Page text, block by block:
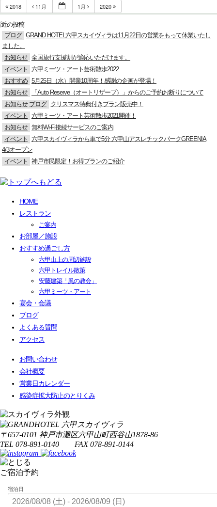
2018 11月 1月 2020
の投稿
ブログ GRAND HOTEL六甲スカイヴィラは11月22日の営業をもって休業いたし
ました。
お知らせ 全国旅行支援割が適応いただけます。
イベント
六甲ミーツ・アート芸術散歩2022
おすすめ 5月25日（水）開業10周年！感謝の企画が登場！
お知らせ
「Auto Reserve（オートリザーブ）」からのご予約お断りについて
お知らせ ブログ
クリスマス特典付きプラン販売中！
イベント
六甲ミーツ・アート芸術散歩2021開催！
お知らせ 無料Wi-Fi接続サービスのご案内
イベント
六甲スカイヴィラから車で5分 六甲山アスレチックパークGREENIA
4/3オープン
イベント
神戸市民限定！お得プランのご紹介
HOME
レストラン
ご案内
お部屋／施設
おすすめ過ごし方
六甲山上の周辺施設
六甲トレイル散策
安藤建築「風の教会」
六甲ミーツ・アート
宴会・会議
ブログ
よくある質問
アクセス
お問い合わせ
会社概要
営業日カレンダー
感染症拡大防止のとりくみ
〒657-0101 神戸市灘区六甲山町西谷山1878-86
TEL 078-891-0140 FAX 078-891-0144
ご宿泊予約
宿泊日